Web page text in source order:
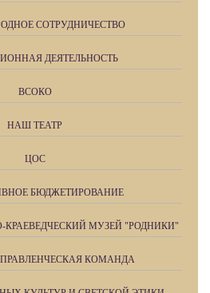
СОТРУДНИЧЕСТВО
ДЕЯТЕЛЬНОСТЬ
ВСОКО
НАШ ТЕАТР
ЦОС
БЮДЖЕТИРОВАНИЕ
МУЗЕЙ "РОДНИКИ"
КОМАНДА